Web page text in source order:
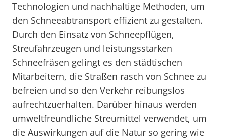
Technologien und nachhaltige Methoden, um
den Schneeabtransport effizient zu gestalten.
Durch den Einsatz von Schneepflügen,
Streufahrzeugen und leistungsstarken
Schneefräsen gelingt es den städtischen
Mitarbeitern, die Straßen rasch von Schnee zu
befreien und so den Verkehr reibungslos
aufrechtzuerhalten. Darüber hinaus werden
umweltfreundliche Streumittel verwendet, um
die Auswirkungen auf die Natur so gering wie